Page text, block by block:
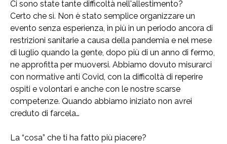
Ci sono state tante difficoltà nell'allestimento?
Certo che sì. Non è stato semplice organizzare un
evento senza esperienza, in più in un periodo ancora di
restrizioni sanitarie a causa della pandemia e nel mese
di luglio quando la gente, dopo più di un anno di fermo,
ne approfitta per muoversi. Abbiamo dovuto misurarci
con normative anti Covid, con la difficoltà di reperire
ospiti e volontari e anche con le nostre scarse
competenze. Quando abbiamo iniziato non avrei
creduto di farcela…
La “cosa” che ti ha fatto più piacere?